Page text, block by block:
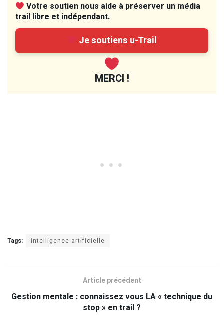
Votre soutien nous aide à préserver un média
trail libre et indépendant.
Je soutiens u-Trail
MERCI !
Tags: intelligence artificielle
Article précédent
Gestion mentale : connaissez vous LA « technique du
stop » en trail ?